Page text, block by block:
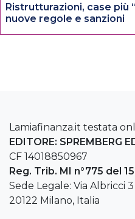
Ristrutturazioni, case più
nuove regole e sanzioni
Lamiafinanza.it testata
EDITORE: SPREMBERG
CF 14018850967
Reg. Trib. MI n°775 del
Sede Legale: Via Albricci 3
20122 Milano, Italia